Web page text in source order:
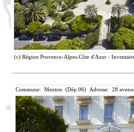
(c) Région Provence-Alpes-Côte d'Azur -
Commune: Menton (Dép.06) Adresse: 28